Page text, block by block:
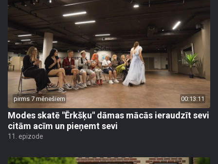
pirms 7 mēnešiem 00:13:11
Modes skatē "Ērkšķu" dāmas mācās ieraudzīt sevi
citām acīm un pieņemt sevi
11. epizode